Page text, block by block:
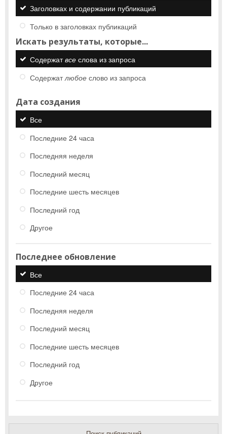
Заголовках и содержании публикаций
Только в заголовках публикаций
Искать результаты, которые...
Содержатвсе слова из запроса
Содержатлюбое слово из запроса
Дата создания
Все
Последние 24 часа
Последняя неделя
Последний месяц
Последние шесть месяцев
Последний год
Другое
Последнее обновление
Все
Последние 24 часа
Последняя неделя
Последний месяц
Последние шесть месяцев
Последний год
Другое